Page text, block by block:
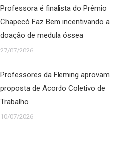
Professora é finalista do Prêmio
Chapecó Faz Bem incentivando a
doação de medula óssea
27/07/2026
Professores da Fleming aprovam
proposta de Acordo Coletivo de
Trabalho
10/07/2026